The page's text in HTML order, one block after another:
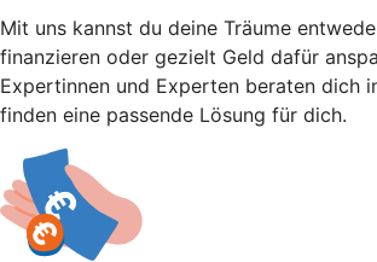
Mit uns kannst du deine Träume
finanzieren oder gezielt Geld dafür
Expertinnen und Experten beraten dich
finden eine passende Lösung für dich.